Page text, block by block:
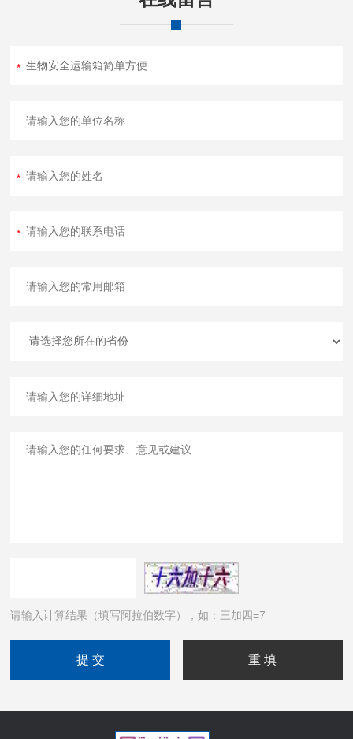
请输入计算结果（填写阿拉伯数字），如：三加四=7